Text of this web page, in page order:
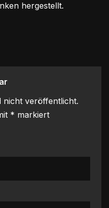
hergestellt.
nicht veröffentlicht.
* markiert